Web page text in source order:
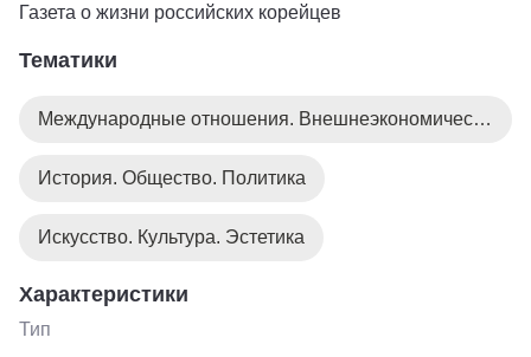
Газета о жизни российских корейцев
Тематики
Международные отношения. Внешнеэкономическая деятельность
История. Общество. Политика
Искусство. Культура. Эстетика
Характеристики
Тип